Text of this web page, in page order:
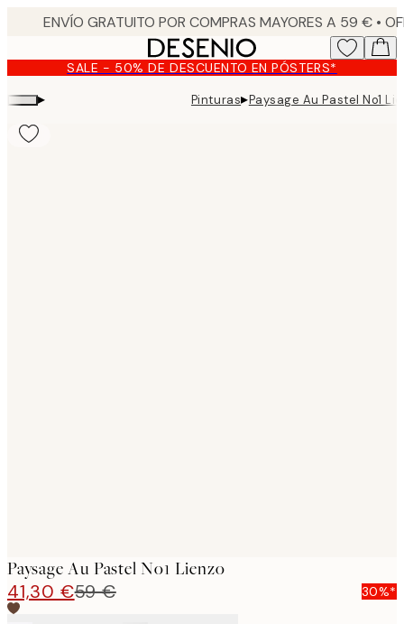
content.SALE - 50% DE DESCUENTO EN PÓSTERS*
▸ Pinturas▸Paysage Au Pastel No1
Paysage Au Pastel No1 Lienzo
41,30 €59 € 30%*